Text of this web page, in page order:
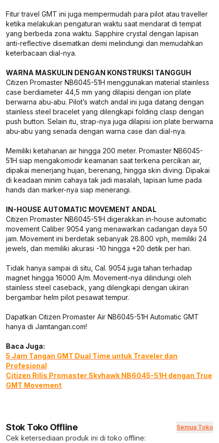
Fitur travel GMT ini juga mempermudah para pilot atau traveller
ketika melakukan pengaturan waktu saat mendarat di tempat
yang berbeda zona waktu. Sapphire crystal dengan lapisan
anti-reflective disematkan demi melindungi dan memudahkan
keterbacaan dial-nya.
WARNA MASKULIN DENGAN KONSTRUKSI TANGGUH
Citizen Promaster NB6045-51H menggunakan material stainless
case berdiameter 44,5 mm yang dilapisi dengan ion plate
berwarna abu-abu. Pilot’s watch andal ini juga datang dengan
stainless steel bracelet yang dilengkapi folding clasp dengan
push button. Selain itu, strap-nya juga dilapisi ion plate berwarna
abu-abu yang senada dengan warna case dan dial-nya.
Memiliki ketahanan air hingga 200 meter. Promaster NB6045-
51H siap mengakomodir keamanan saat terkena percikan air,
dipakai menerjang hujan, berenang, hingga skin diving. Dipakai
di keadaan minim cahaya tak jadi masalah, lapisan lume pada
hands dan marker-nya siap menerangi.
IN-HOUSE AUTOMATIC MOVEMENT ANDAL
Citizen Promaster NB6045-51H digerakkan in-house automatic
movement Caliber 9054 yang menawarkan cadangan daya 50
jam. Movement ini berdetak sebanyak 28.800 vph, memiliki 24
jewels, dan memiliki akurasi -10 hingga +20 detik per hari.
Tidak hanya sampai di situ, Cal. 9054 juga tahan terhadap
magnet hingga 16000 A/m. Movement-nya dilindungi oleh
stainless steel caseback, yang dilengkapi dengan ukiran
bergambar helm pilot pesawat tempur.
Dapatkan Citizen Promaster Air NB6045-51H Automatic GMT
hanya di Jamtangan.com!
Baca Juga:
5 Jam Tangan GMT Dual Time untuk Traveler dan
Profesional
Citizen Rilis Promaster Skyhawk NB6045-51H dengan True
GMT Movement
Stok Toko Offline Semua Toko
Cek ketersediaan produk ini di toko offline: